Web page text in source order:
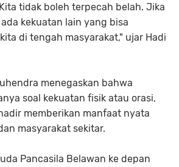
tidak boleh terpecah belah. Jika
kekuatan lain yang bisa
di tengah masyarakat," ujar Hadi
menegaskan bahwa
soal kekuatan fisik atau orasi,
memberikan manfaat nyata
masyarakat sekitar.
Pancasila Belawan ke depan